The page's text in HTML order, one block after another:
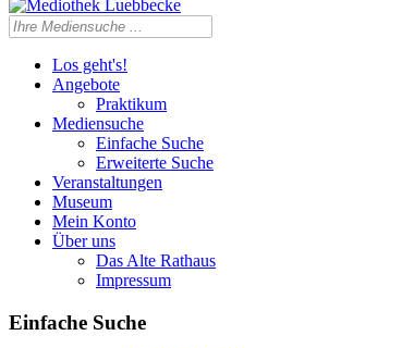
Los geht's!
Angebote
Praktikum
Mediensuche
Einfache Suche
Erweiterte Suche
Veranstaltungen
Museum
Mein Konto
Über uns
Das Alte Rathaus
Impressum
Einfache Suche